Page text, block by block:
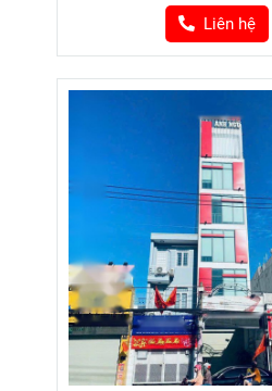
Liên hệ